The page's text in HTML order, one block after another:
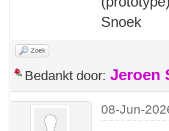
Snoek
Zoek
Bedankt door: Jeroen
08-Jun-